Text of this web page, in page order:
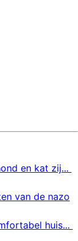
en kat zij...
van de nazo
huis...